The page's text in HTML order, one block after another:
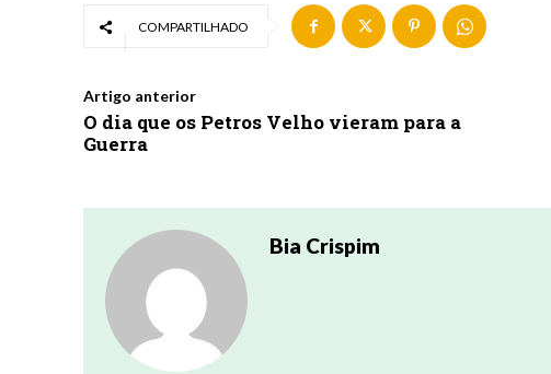
COMPARTILHADO
Artigo anterior
O dia que os Petros Velho vieram para a
Guerra
Bia Crispim